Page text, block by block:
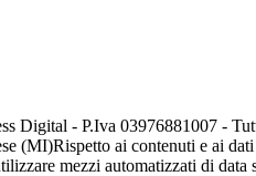
Digital - P.Iva 03976881007 -
(MI)Rispetto ai contenuti e ai
mezzi automatizzati di data